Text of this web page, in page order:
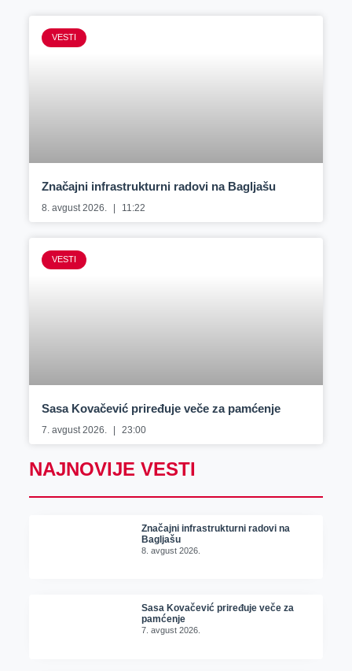
VESTI
Značajni infrastrukturni radovi na Bagljašu
8. avgust 2026. 11:22
VESTI
Sasa Kovačević priređuje veče za pamćenje
7. avgust 2026. 23:00
NAJNOVIJE VESTI
Značajni infrastrukturni radovi na
Bagljašu
8. avgust 2026.
Sasa Kovačević priređuje veče za
pamćenje
7. avgust 2026.